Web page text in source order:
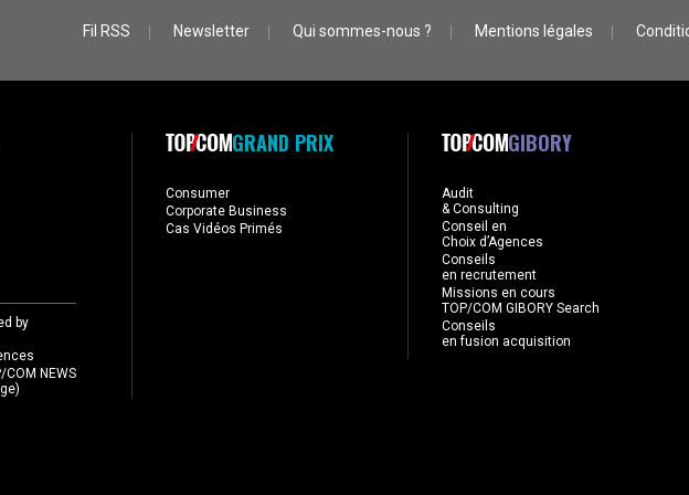
Fil RSS Newsletter Qui sommes-nous ? Mentions légales
by
NEWS
GRAND PRIX
Consumer
Corporate Business
Cas Vidéos Primés
GIBORY
Audit
& Consulting
Conseil en
Choix d’Agences
Conseils
en recrutement
Missions en cours
TOP/COM GIBORY Search
Conseils
en fusion acquisition